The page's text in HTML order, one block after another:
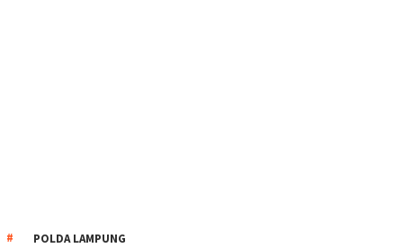
POLDA LAMPUNG